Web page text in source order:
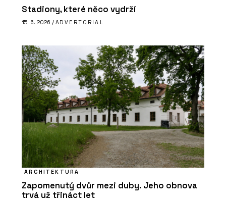
Stadiony, které něco vydrží
15. 6. 2026 / ADVERTORIAL
ARCHITEKTURA
Zapomenutý dvůr mezi duby. Jeho obnova
trvá už třináct let